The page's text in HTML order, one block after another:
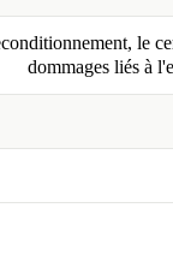
le
dommages liés à